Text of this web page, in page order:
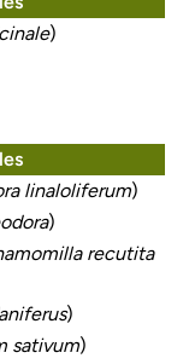
)
linaloliferum)
)
recutita
)
sativum)